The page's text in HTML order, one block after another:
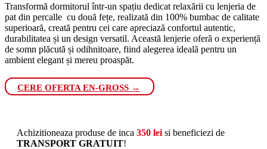
Transformă dormitorul într-un spațiu dedicat relaxării cu lenjeria de
pat din percalle cu două fețe, realizată din 100% bumbac de calitate
superioară, creată pentru cei care apreciază confortul autentic,
durabilitatea și un design versatil. Această lenjerie oferă o experiență
de somn plăcută și odihnitoare, fiind alegerea ideală pentru un
ambient elegant și mereu proaspăt.
CERE OFERTA EN-GROSS →
Achizitioneaza produse de inca 350 lei si beneficiezi de
TRANSPORT GRATUIT!